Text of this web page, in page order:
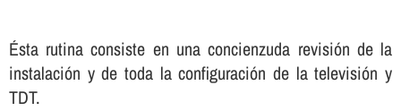
Ésta rutina consiste en una concienzuda revisión de la
instalación y de toda la configuración de la televisión y
TDT.